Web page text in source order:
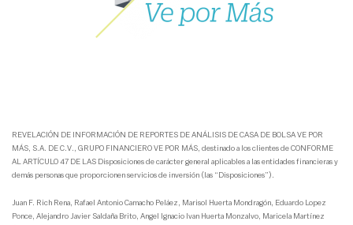
REVELACIÓN DE INFORMACIÓN DE REPORTES DE ANÁLISIS DE CASA DE BOLSA VE POR
MÁS, S.A. DE C.V., GRUPO FINANCIERO VE POR MÁS, destinado a los clientes de CONFORME
AL ARTÍCULO 47 DE LAS Disposiciones de carácter general aplicables a las entidades financieras y
demás personas que proporcionen servicios de inversión (las “Disposiciones”).
Juan F. Rich Rena, Rafael Antonio Camacho Peláez, Marisol Huerta Mondragón, Eduardo Lopez
Ponce, Alejandro Javier Saldaña Brito, Angel Ignacio Ivan Huerta Monzalvo, Maricela Martínez